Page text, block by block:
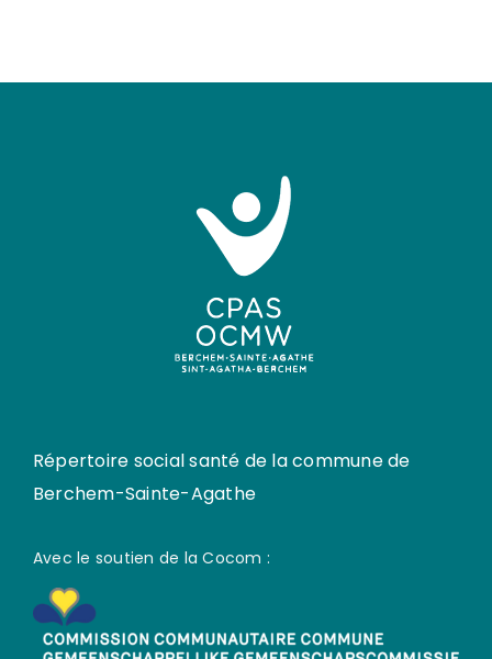
Répertoire social santé de la commune de
Berchem-Sainte-Agathe
Avec le soutien de la Cocom :